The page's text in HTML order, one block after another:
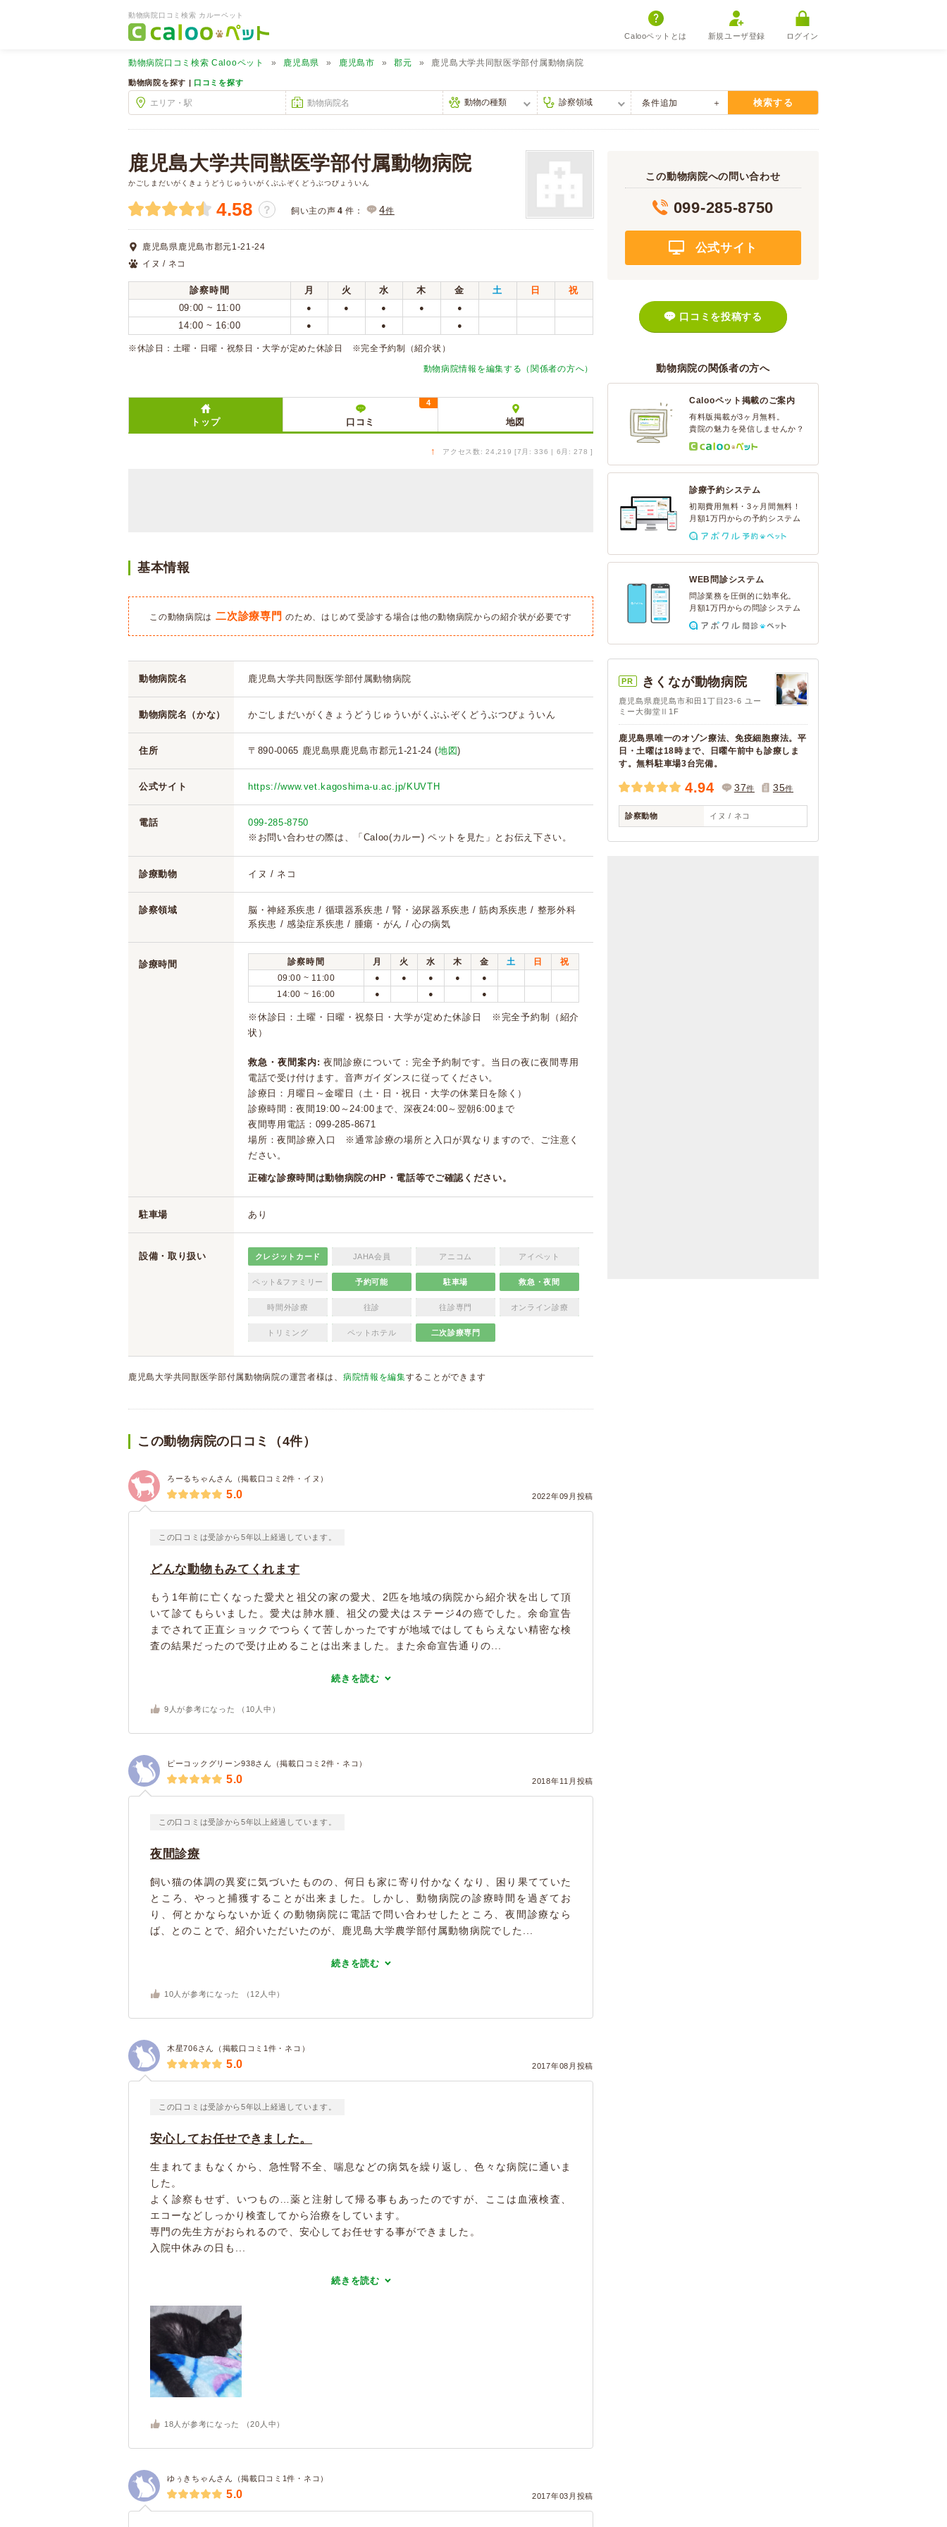
動物病院口コミ検索 カルーペット
Calooペットとは 新規ユーザ登録 ログイン
動物病院口コミ検索 Calooペット 鹿児島県 鹿児島市 郡元 鹿児島大学共同獣医学部付属動物病院
動物病院を探す | 口コミを探す
条件追加 検索する
鹿児島大学共同獣医学部付属動物病院
かごしまだいがくきょうどうじゅういがくぶふぞくどうぶつびょういん
4.58 ？ 飼い主の声 4 件： 4件
鹿児島県鹿児島市郡元1-21-24
イヌ / ネコ
診察時間 月 火 水 木 金 土 日
祝
09:00 ~ 11:00
● ● ● ● ●
14:00 ~ 16:00 ● ● ●
※休診日：土曜・日曜・祝祭日・大学が定めた休診日 ※完全予約制（紹介状）
動物病院情報を編集する（関係者の方へ）
トップ 口コミ
4
地図
↑ アクセス数: 24,219 [7月: 336 | 6月: 278 ]
基本情報
この動物病院は 二次診療専門 のため、はじめて受診する場合は他の動物病院からの紹介状が必要です
動物病院名 鹿児島大学共同獣医学部付属動物病院
動物病院名（かな） かごしまだいがくきょうどうじゅういがくぶふぞくどうぶつびょういん
住所 〒890-0065 鹿児島県鹿児島市郡元1-21-24 (地図)
公式サイト https://www.vet.kagoshima-u.ac.jp/KUVTH
電話
099-285-8750
※お問い合わせの際は、「Caloo(カルー) ペットを見た」とお伝え下さい。
診療動物 イヌ / ネコ
診察領域
脳・神経系疾患 / 循環器系疾患 / 腎・泌尿器系疾患 / 筋肉系疾患 / 整形外科
系疾患 / 感染症系疾患 / 腫瘍・がん / 心の病気
診療時間 診察時間 月 火 水 木 金 土 日
祝
09:00 ~ 11:00
● ● ● ● ●
14:00 ~ 16:00 ● ● ●
※休診日：土曜・日曜・祝祭日・大学が定めた休診日 ※完全予約制（紹介
状）
救急・夜間案内:夜間診療について：完全予約制です。当日の夜に夜間専用
電話で受け付けます。音声ガイダンスに従ってください。
診療日：月曜日～金曜日（土・日・祝日・大学の休業日を除く）
診療時間：夜間19:00～24:00まで、深夜24:00～翌朝6:00まで
夜間専用電話：099-285-8671
場所：夜間診療入口 ※通常診療の場所と入口が異なりますので、ご注意く
ださい。
正確な診療時間は動物病院のHP・電話等でご確認ください。
駐車場 あり
設備・取り扱い クレジットカード JAHA会員 アニコム アイペット
ペット&ファミリー 予約可能 駐車場 救急・夜間
時間外診療 往診 往診専門 オンライン診療
トリミング ペットホテル 二次診療専門
鹿児島大学共同獣医学部付属動物病院の運営者様は、 病院情報を編集することができます
この動物病院の口コミ（4件）
ろーるちゃんさん（掲載口コミ2件・イヌ）
2022年09月投稿
5.0
この口コミは受診から5年以上経過しています。
どんな動物もみてくれます
もう1年前に亡くなった愛犬と祖父の家の愛犬、2匹を地域の病院から紹介状を出して頂
いて診てもらいました。愛犬は肺水腫、祖父の愛犬はステージ4の癌でした。余命宣告
までされて正直ショックでつらくて苦しかったですが地域ではしてもらえない精密な検
査の結果だったので受け止めることは出来ました。また余命宣告通りの...
続きを読む
9 人が参考になった （ 10 人中）
ピーコックグリーン938さん（掲載口コミ2件・ネコ）
2018年11月投稿
5.0
この口コミは受診から5年以上経過しています。
夜間診療
飼い猫の体調の異変に気づいたものの、何日も家に寄り付かなくなり、困り果てていた
ところ、やっと捕獲することが出来ました。しかし、動物病院の診療時間を過ぎてお
り、何とかならないか近くの動物病院に電話で問い合わせしたところ、夜間診療なら
ば、とのことで、紹介いただいたのが、鹿児島大学農学部付属動物病院でした...
続きを読む
10 人が参考になった （ 12 人中）
木星706さん（掲載口コミ1件・ネコ）
2017年08月投稿
5.0
この口コミは受診から5年以上経過しています。
安心してお任せできました。
生まれてまもなくから、急性腎不全、喘息などの病気を繰り返し、色々な病院に通いま
した。
よく診察もせず、いつもの…薬と注射して帰る事もあったのですが、ここは血液検査、
エコーなどしっかり検査してから治療をしています。
専門の先生方がおられるので、安心してお任せする事ができました。
入院中休みの日も...
続きを読む
18 人が参考になった （20 人中）
ゆぅきちゃんさん（掲載口コミ1件・ネコ）
2017年03月投稿
5.0
この動物病院への問い合わせ
099-285-8750
公式サイト
口コミを投稿する
動物病院の関係者の方へ
Calooペット掲載のご案内
有料版掲載が3ヶ月無料。
貴院の魅力を発信しませんか？
診療予約システム
初期費用無料・3ヶ月間無料！
月額1万円からの予約システム
WEB問診システム
問診業務を圧倒的に効率化。
月額1万円からの問診システム
PR きくなが動物病院
鹿児島県鹿児島市和田1丁目23-6 ユー
ミー大御堂Ⅱ1F
鹿児島県唯一のオゾン療法、免疫細胞療法。平
日・土曜は18時まで、日曜午前中も診療しま
す。無料駐車場3台完備。
4.94 37件 35件
診察動物 イヌ / ネコ